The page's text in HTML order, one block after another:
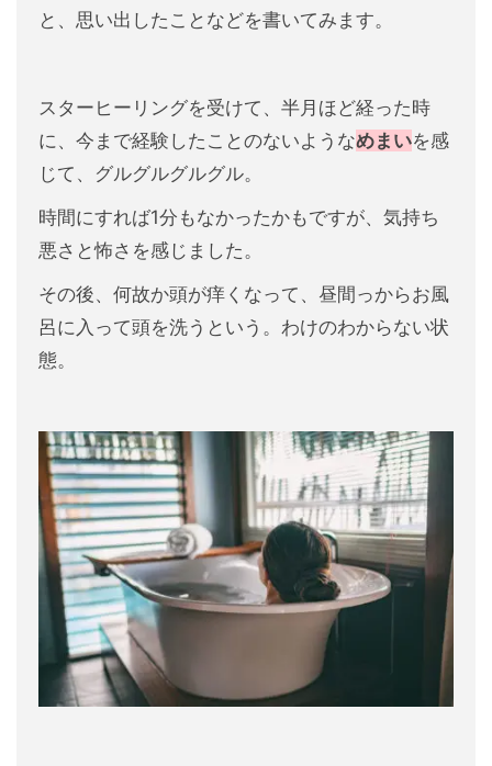
と、思い出したことなどを書いてみます。
スターヒーリングを受けて、半月ほど経った時
に、今まで経験したことのないようなめまいを感
じて、グルグルグルグル。
時間にすれば1分もなかったかもですが、気持ち
悪さと怖さを感じました。
その後、何故か頭が痒くなって、昼間っからお風
呂に入って頭を洗うという。わけのわからない状
態。